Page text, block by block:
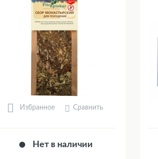
Избранное Сравнить
Нет в наличии